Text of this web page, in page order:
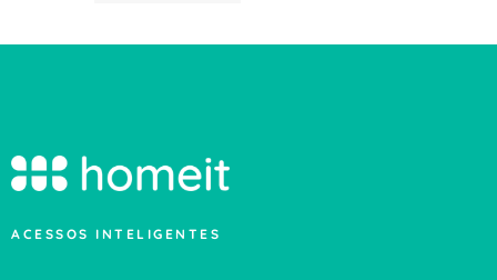
ACESSOS INTELIGENTES